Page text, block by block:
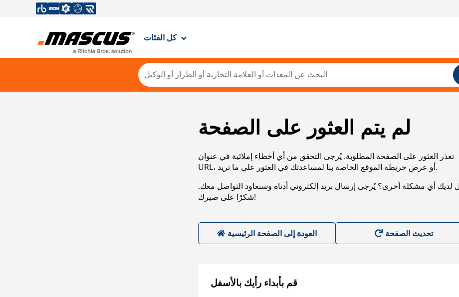
كل الفئات
لم يتم العثور على الصفحة
تعذر العثور على الصفحة المطلوبة. يُرجى التحقق من أي أخطاء إملائية في عنوان
URL، أو عرض خريطة الموقع الخاصة بنا لمساعدتك في العثور على ما تريد.
لديك أي مشكلة أخرى؟ يُرجى إرسال بريد إلكتروني أدناه وسنعاود التواصل معك.
شكرًا على صبرك!
العودة إلى الصفحة الرئيسية
قم بأبداء رأيك بالأسفل